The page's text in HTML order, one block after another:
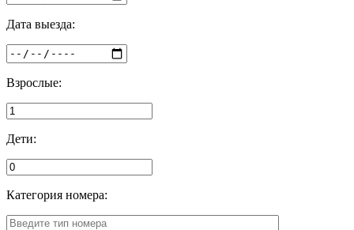
Дата выезда:
Взрослые:
Дети:
Категория номера: